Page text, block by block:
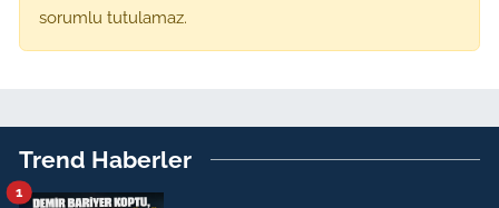
sorumlu tutulamaz.
Trend Haberler
1